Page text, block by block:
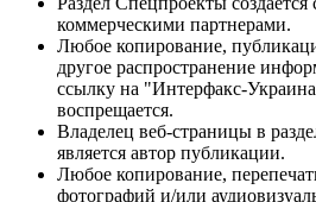
коммерческими партнерами.
Любое копирование,
другое распространение
ссылку на "Интерфакс-
воспрещается.
Владелец веб-страницы в
является автор публикации.
Любое копирование,
фотографий и/или